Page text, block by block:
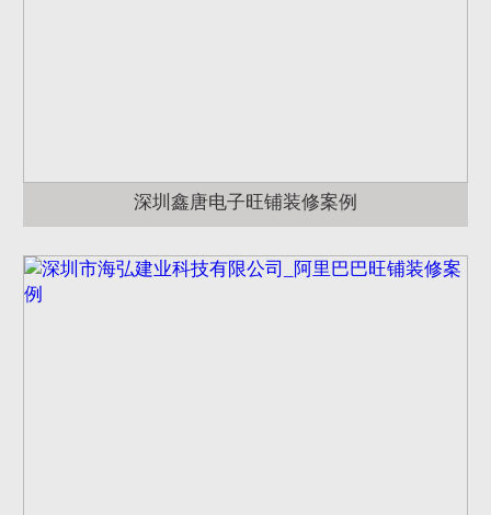
深圳鑫唐电子旺铺装修案例